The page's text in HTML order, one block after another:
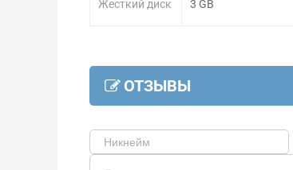
Жесткий диск 3 GB
ОТЗЫВЫ